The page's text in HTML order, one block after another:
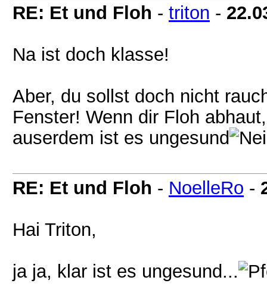
RE: Et und Floh - triton -
Na ist doch klasse!
Aber, du sollst doch nicht
Fenster! Wenn dir Floh
auserdem ist es ungesund
RE: Et und Floh - NoelleRo -
Hai Triton,
ja ja, klar ist es ungesund...